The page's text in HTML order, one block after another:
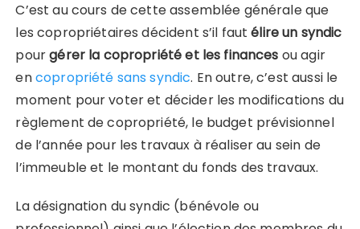
C’est au cours de cette assemblée générale que
les copropriétaires décident s’il fautélire un syndic
pourgérer la copropriété et les finances ou agir
encopropriété sans syndic. En outre, c’est aussi le
moment pour voter et décider les modifications du
règlement de copropriété, le budget prévisionnel
de l’année pour les travaux à réaliser au sein de
l’immeuble et le montant du fonds des travaux.
La désignation du syndic (bénévole ou